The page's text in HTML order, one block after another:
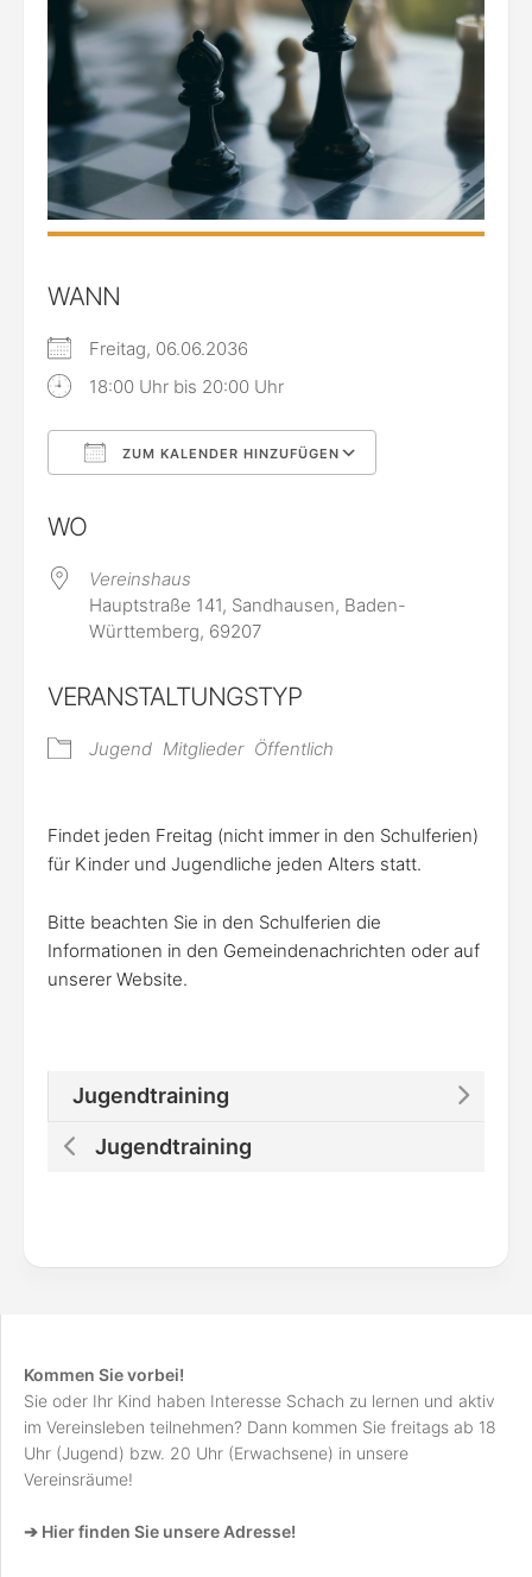
WANN
Freitag, 06.06.2036
18:00 Uhr bis 20:00 Uhr
ZUM KALENDER HINZUFÜGEN
WO
Vereinshaus
Hauptstraße 141, Sandhausen, Baden-
Württemberg, 69207
VERANSTALTUNGSTYP
Jugend Mitglieder Öffentlich
Findet jeden Freitag (nicht immer in den Schulferien)
für Kinder und Jugendliche jeden Alters statt.
Bitte beachten Sie in den Schulferien die
Informationen in den Gemeindenachrichten oder auf
unserer Website.
Jugendtraining
Jugendtraining
Kommen Sie vorbei!
Sie oder Ihr Kind haben Interesse Schach zu lernen und aktiv
im Vereinsleben teilnehmen? Dann kommen Sie freitags ab 18
Uhr (Jugend) bzw. 20 Uhr (Erwachsene) in unsere
Vereinsräume!
➔ Hier finden Sie unsere Adresse!